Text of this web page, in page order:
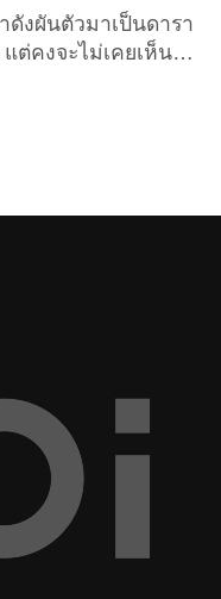
ดังผันตัวมาเป็นดารา
ต่คงจะไม่เคยเห็น